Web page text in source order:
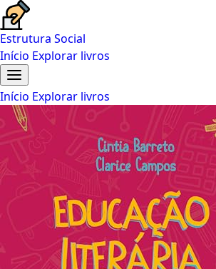
Estrutura Social
Início Explorar livros
Início Explorar livros